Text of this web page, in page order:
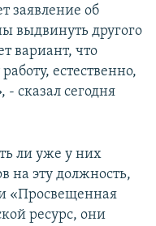
заявление об
выдвинуть другого
вариант, что
естественно,
- сказал сегодня
ли уже у них
на эту должность,
«Просвещенная
ресурс, они